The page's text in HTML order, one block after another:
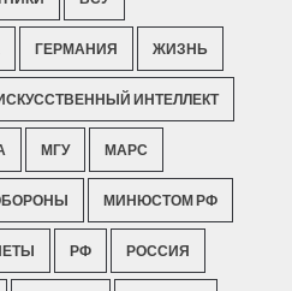
ГЕРМАНИЯ ЖИЗНЬ
ИНТЕЛЛЕКТ
МГУ МАРС
МИНЮСТОМ РФ
РФ РОССИЯ